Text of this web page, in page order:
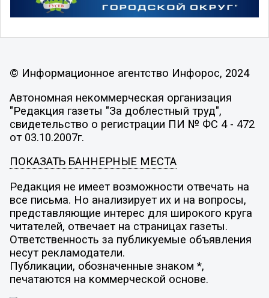
© Информационное агентство Инфорос, 2024
Автономная некоммерческая организация
"Редакция газеты "За доблестный труд",
свидетельство о регистрации ПИ № ФС 4 - 472
от 03.10.2007г.
ПОКАЗАТЬ БАННЕРНЫЕ МЕСТА
Редакция не имеет возможности отвечать на
все письма. Но анализирует их и на вопросы,
представляющие интерес для широкого круга
читателей, отвечает на страницах газеты.
Ответственность за публикуемые объявления
несут рекламодатели.
Публикации, обозначенные знаком *,
печатаются на коммерческой основе.